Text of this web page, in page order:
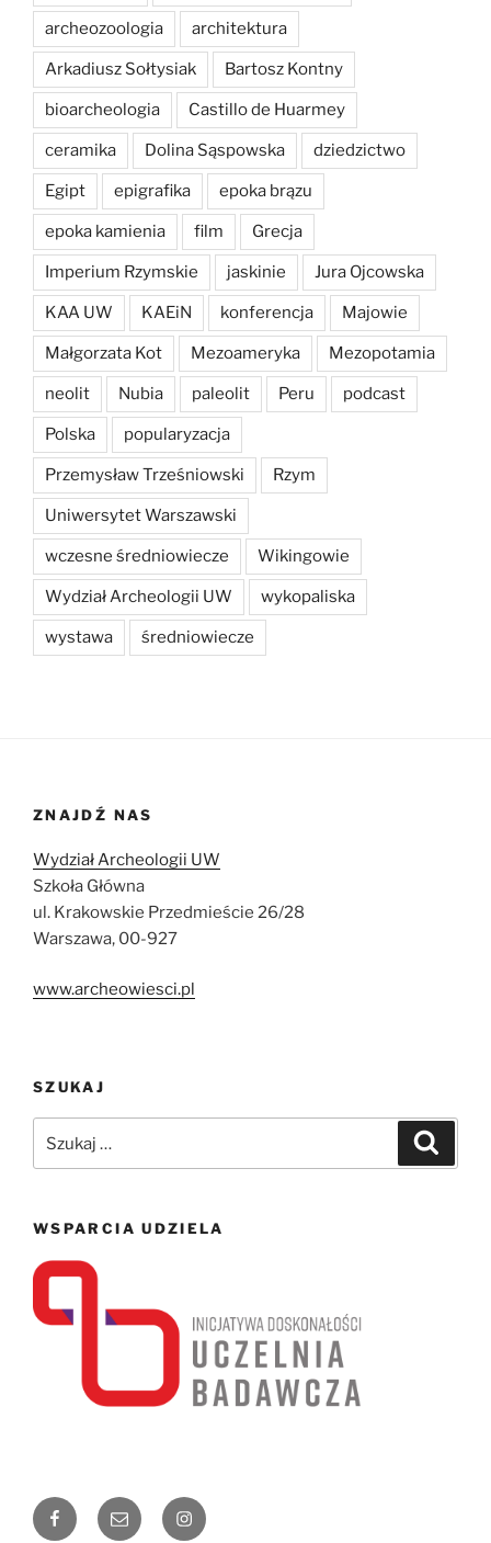
archeozoologia architektura
Arkadiusz Sołtysiak Bartosz Kontny
bioarcheologia Castillo de Huarmey
ceramika Dolina Sąspowska dziedzictwo
Egipt epigrafika epoka brązu
epoka kamienia film Grecja
Imperium Rzymskie jaskinie Jura Ojcowska
KAA UW KAEiN konferencja Majowie
Małgorzata Kot Mezoameryka Mezopotamia
neolit Nubia paleolit Peru podcast
Polska popularyzacja
Przemysław Trześniowski Rzym
Uniwersytet Warszawski
wczesne średniowiecze Wikingowie
Wydział Archeologii UW wykopaliska
wystawa średniowiecze
ZNAJDŹ NAS
Wydział Archeologii UW
Szkoła Główna
ul. Krakowskie Przedmieście 26/28
Warszawa, 00-927
www.archeowiesci.pl
SZUKAJ
WSPARCIA UDZIELA
FacebookEmail Instagram